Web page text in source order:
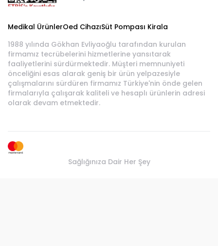
Medikal ÜrünlerOed CihazıSüt Pompası Kirala
1988 yılında Gökhan Evliyaoğlu tarafından kurulan
firmamız tecrübelerini hizmetlerine yansıtarak
faaliyetlerini sürdürmektedir. Müşteri memnuniyeti
önceliğini esas alarak geniş bir ürün yelpazesiyle
çalışmalarını sürdüren firmamız Türkiye'nin önde gelen
firmalarıyla çalışarak kaliteli ve hesaplı ürünlerin adresi
olarak devam etmektedir.
Sağlığınıza Dair Her Şey